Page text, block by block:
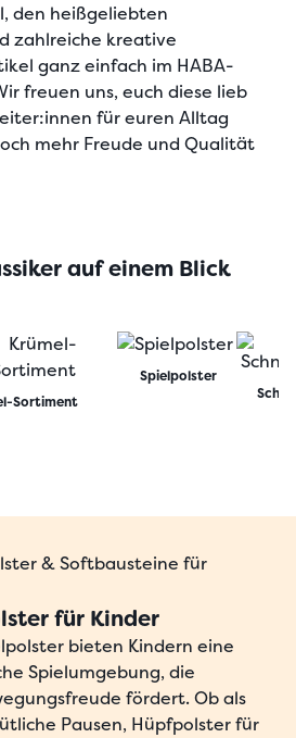
, den heißgeliebten
zahlreiche kreative
ganz einfach im HABA-
freuen uns, euch diese lieb
für euren Alltag
mehr Freude und Qualität
auf einem Blick
Sortiment
Spielpolster
& Softbausteine für
für Kinder
bieten Kindern eine
Spielumgebung, die
fördert. Ob als
Pausen, Hüpfpolsterfür